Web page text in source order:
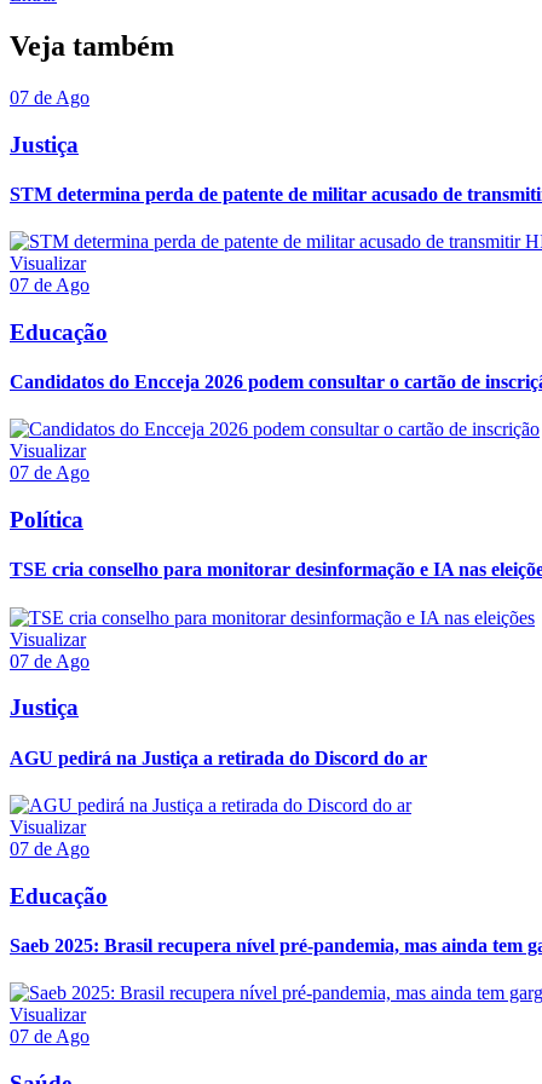
Veja também
07 de Ago
Justiça
STM determina perda de patente de militar acusado de
Visualizar
07 de Ago
Educação
Candidatos do Encceja 2026 podem consultar o cartão de
Visualizar
07 de Ago
Política
TSE cria conselho para monitorar desinformação e IA nas
Visualizar
07 de Ago
Justiça
AGU pedirá na Justiça a retirada do Discord do ar
Visualizar
07 de Ago
Educação
Saeb 2025: Brasil recupera nível pré-pandemia, mas ainda tem
Visualizar
07 de Ago